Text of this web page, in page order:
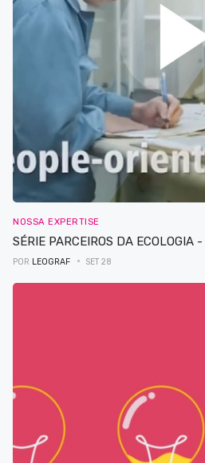
NOSSA EXPERTISE
SÉRIE PARCEIROS DA ECOLOGIA
POR LEOGRAF SET 28